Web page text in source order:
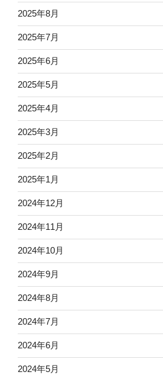
2025年8月
2025年7月
2025年6月
2025年5月
2025年4月
2025年3月
2025年2月
2025年1月
2024年12月
2024年11月
2024年10月
2024年9月
2024年8月
2024年7月
2024年6月
2024年5月